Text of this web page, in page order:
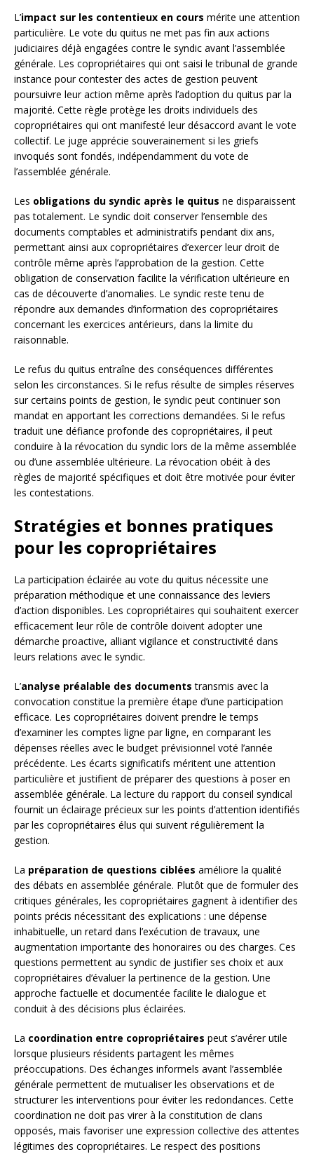
L’impact sur les contentieux en cours mérite une attention
particulière. Le vote du quitus ne met pas fin aux actions
judiciaires déjà engagées contre le syndic avant l’assemblée
générale. Les copropriétaires qui ont saisi le tribunal de grande
instance pour contester des actes de gestion peuvent
poursuivre leur action même après l’adoption du quitus par la
majorité. Cette règle protège les droits individuels des
copropriétaires qui ont manifesté leur désaccord avant le vote
collectif. Le juge apprécie souverainement si les griefs
invoqués sont fondés, indépendamment du vote de
l’assemblée générale.
Les obligations du syndic après le quitus ne disparaissent
pas totalement. Le syndic doit conserver l’ensemble des
documents comptables et administratifs pendant dix ans,
permettant ainsi aux copropriétaires d’exercer leur droit de
contrôle même après l’approbation de la gestion. Cette
obligation de conservation facilite la vérification ultérieure en
cas de découverte d’anomalies. Le syndic reste tenu de
répondre aux demandes d’information des copropriétaires
concernant les exercices antérieurs, dans la limite du
raisonnable.
Le refus du quitus entraîne des conséquences différentes
selon les circonstances. Si le refus résulte de simples réserves
sur certains points de gestion, le syndic peut continuer son
mandat en apportant les corrections demandées. Si le refus
traduit une défiance profonde des copropriétaires, il peut
conduire à la révocation du syndic lors de la même assemblée
ou d’une assemblée ultérieure. La révocation obéit à des
règles de majorité spécifiques et doit être motivée pour éviter
les contestations.
Stratégies et bonnes pratiques
pour les copropriétaires
La participation éclairée au vote du quitus nécessite une
préparation méthodique et une connaissance des leviers
d’action disponibles. Les copropriétaires qui souhaitent exercer
efficacement leur rôle de contrôle doivent adopter une
démarche proactive, alliant vigilance et constructivité dans
leurs relations avec le syndic.
L’analyse préalable des documents transmis avec la
convocation constitue la première étape d’une participation
efficace. Les copropriétaires doivent prendre le temps
d’examiner les comptes ligne par ligne, en comparant les
dépenses réelles avec le budget prévisionnel voté l’année
précédente. Les écarts significatifs méritent une attention
particulière et justifient de préparer des questions à poser en
assemblée générale. La lecture du rapport du conseil syndical
fournit un éclairage précieux sur les points d’attention identifiés
par les copropriétaires élus qui suivent régulièrement la
gestion.
La préparation de questions ciblées améliore la qualité
des débats en assemblée générale. Plutôt que de formuler des
critiques générales, les copropriétaires gagnent à identifier des
points précis nécessitant des explications : une dépense
inhabituelle, un retard dans l’exécution de travaux, une
augmentation importante des honoraires ou des charges. Ces
questions permettent au syndic de justifier ses choix et aux
copropriétaires d’évaluer la pertinence de la gestion. Une
approche factuelle et documentée facilite le dialogue et
conduit à des décisions plus éclairées.
La coordination entre copropriétaires peut s’avérer utile
lorsque plusieurs résidents partagent les mêmes
préoccupations. Des échanges informels avant l’assemblée
générale permettent de mutualiser les observations et de
structurer les interventions pour éviter les redondances. Cette
coordination ne doit pas virer à la constitution de clans
opposés, mais favoriser une expression collective des attentes
légitimes des copropriétaires. Le respect des positions